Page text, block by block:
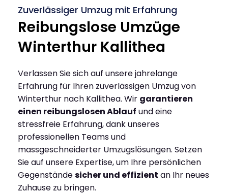
Zuverlässiger Umzug mit Erfahrung
Reibungslose Umzüge
Winterthur Kallithea
Verlassen Sie sich auf unsere jahrelange
Erfahrung für Ihren zuverlässigen Umzug von
Winterthur nach Kallithea. Wir garantieren
einen reibungslosen Ablauf und eine
stressfreie Erfahrung, dank unseres
professionellen Teams und
massgeschneiderter Umzugslösungen. Setzen
Sie auf unsere Expertise, um Ihre persönlichen
Gegenständesicher und effizient an Ihr neues
Zuhause zu bringen.